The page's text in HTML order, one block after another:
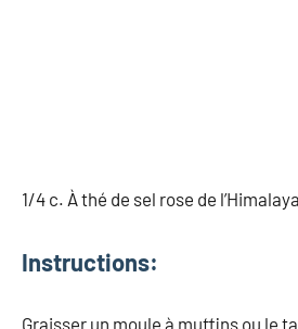
1/4 c. À thé de sel rose de l’Himalaya
Instructions:
Graisser un moule à muffins ou le